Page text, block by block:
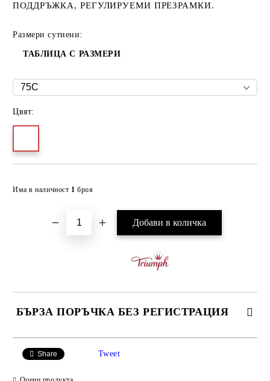
ПОДДРЪЖКА, РЕГУЛИРУЕМИ ПРЕЗРАМКИ.
Размери сутиени:
ТАБЛИЦА С РАЗМЕРИ
Цвят:
Има в наличност 1 броя
БЪРЗА ПОРЪЧКА БЕЗ РЕГИСТРАЦИЯ
Share Tweet